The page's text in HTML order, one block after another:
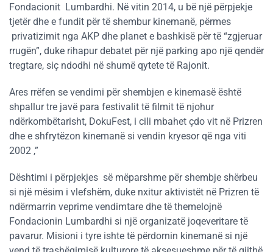
Fondacionit Lumbardhi. Në vitin 2014, u bë një përpjekje
tjetër dhe e fundit për të shembur kinemanë, përmes
privatizimit nga AKP dhe planet e bashkisë për të “zgjeruar
rrugën”, duke rihapur debatet për një parking apo një qendër
tregtare, siç ndodhi në shumë qytete të Rajonit.
Ares rrëfen se vendimi për shembjen e kinemasë është
shpallur tre javë para festivalit të filmit të njohur
ndërkombëtarisht, DokuFest, i cili mbahet çdo vit në Prizren
dhe e shfrytëzon kinemanë si vendin kryesor që nga viti
2002 ,”
Dështimi i përpjekjes së mëparshme për shembje shërbeu
si një mësim i vlefshëm, duke nxitur aktivistët në Prizren të
ndërmarrin veprime vendimtare dhe të themelojnë
Fondacionin Lumbardhi si një organizatë joqeveritare të
pavarur. Misioni i tyre ishte të përdornin kinemanë si një